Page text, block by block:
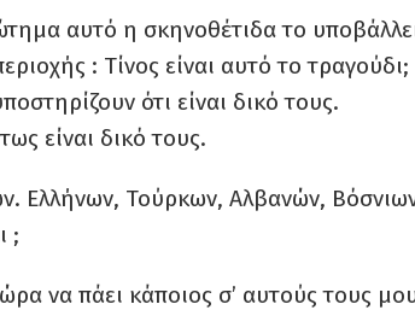
αυτό η σκηνοθέτιδα το
: Τίνος είναι αυτό το τραγούδι;
ότι είναι δικό τους.
είναι δικό τους.
Ελλήνων, Τούρκων, Αλβανών,
;
να πάει κάποιος σ’ αυτούς τους